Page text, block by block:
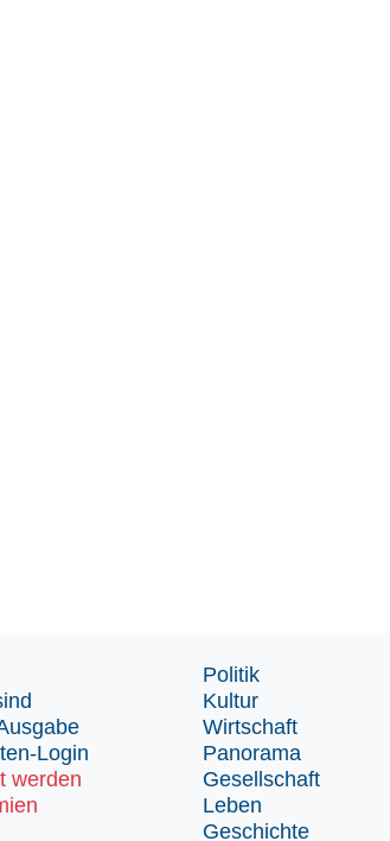
Login
werden
Politik
Kultur
Wirtschaft
Panorama
Gesellschaft
Leben
Geschichte